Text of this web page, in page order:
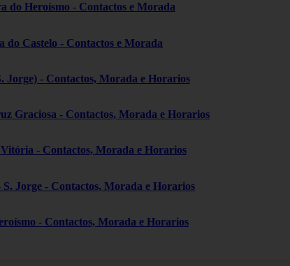
do Heroísmo - Contactos e Morada
do Castelo - Contactos e Morada
Jorge) - Contactos, Morada e Horarios
Graciosa - Contactos, Morada e Horarios
- Contactos, Morada e Horarios
S. Jorge - Contactos, Morada e Horarios
- Contactos, Morada e Horarios